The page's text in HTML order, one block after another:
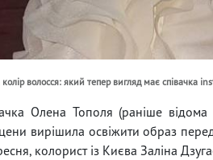
волосся: який тепер вигляд має співачка
Олена Тополя (раніше
вирішила освіжити образ
колорист із Києва Заліна